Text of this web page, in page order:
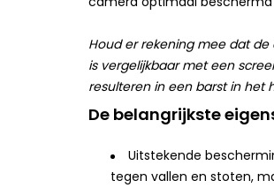
Houd er rekening mee dat
is vergelijkbaar met een
resulteren in een barst in het
De belangrijkste
Uitstekende
tegen vallen en stoten,